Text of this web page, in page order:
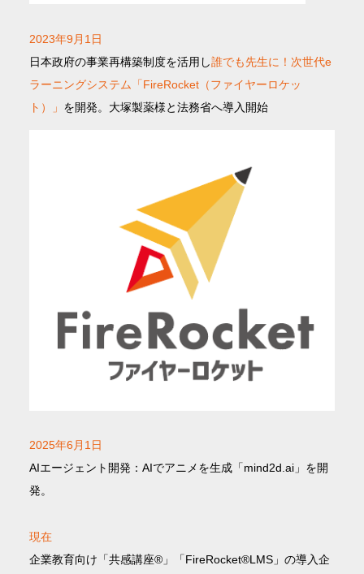
2023年9月1日
日本政府の事業再構築制度を活用し誰でも先生に！次世代e
ラーニングシステム「FireRocket（ファイヤーロケッ
ト）」 を開発。大塚製薬様と法務省へ導入開始
2025年6月1日
AIエージェント開発：AIでアニメを生成「mind2d.ai」を開
発。
現在
企業教育向け「共感講座®」「FireRocket®LMS」の導入企